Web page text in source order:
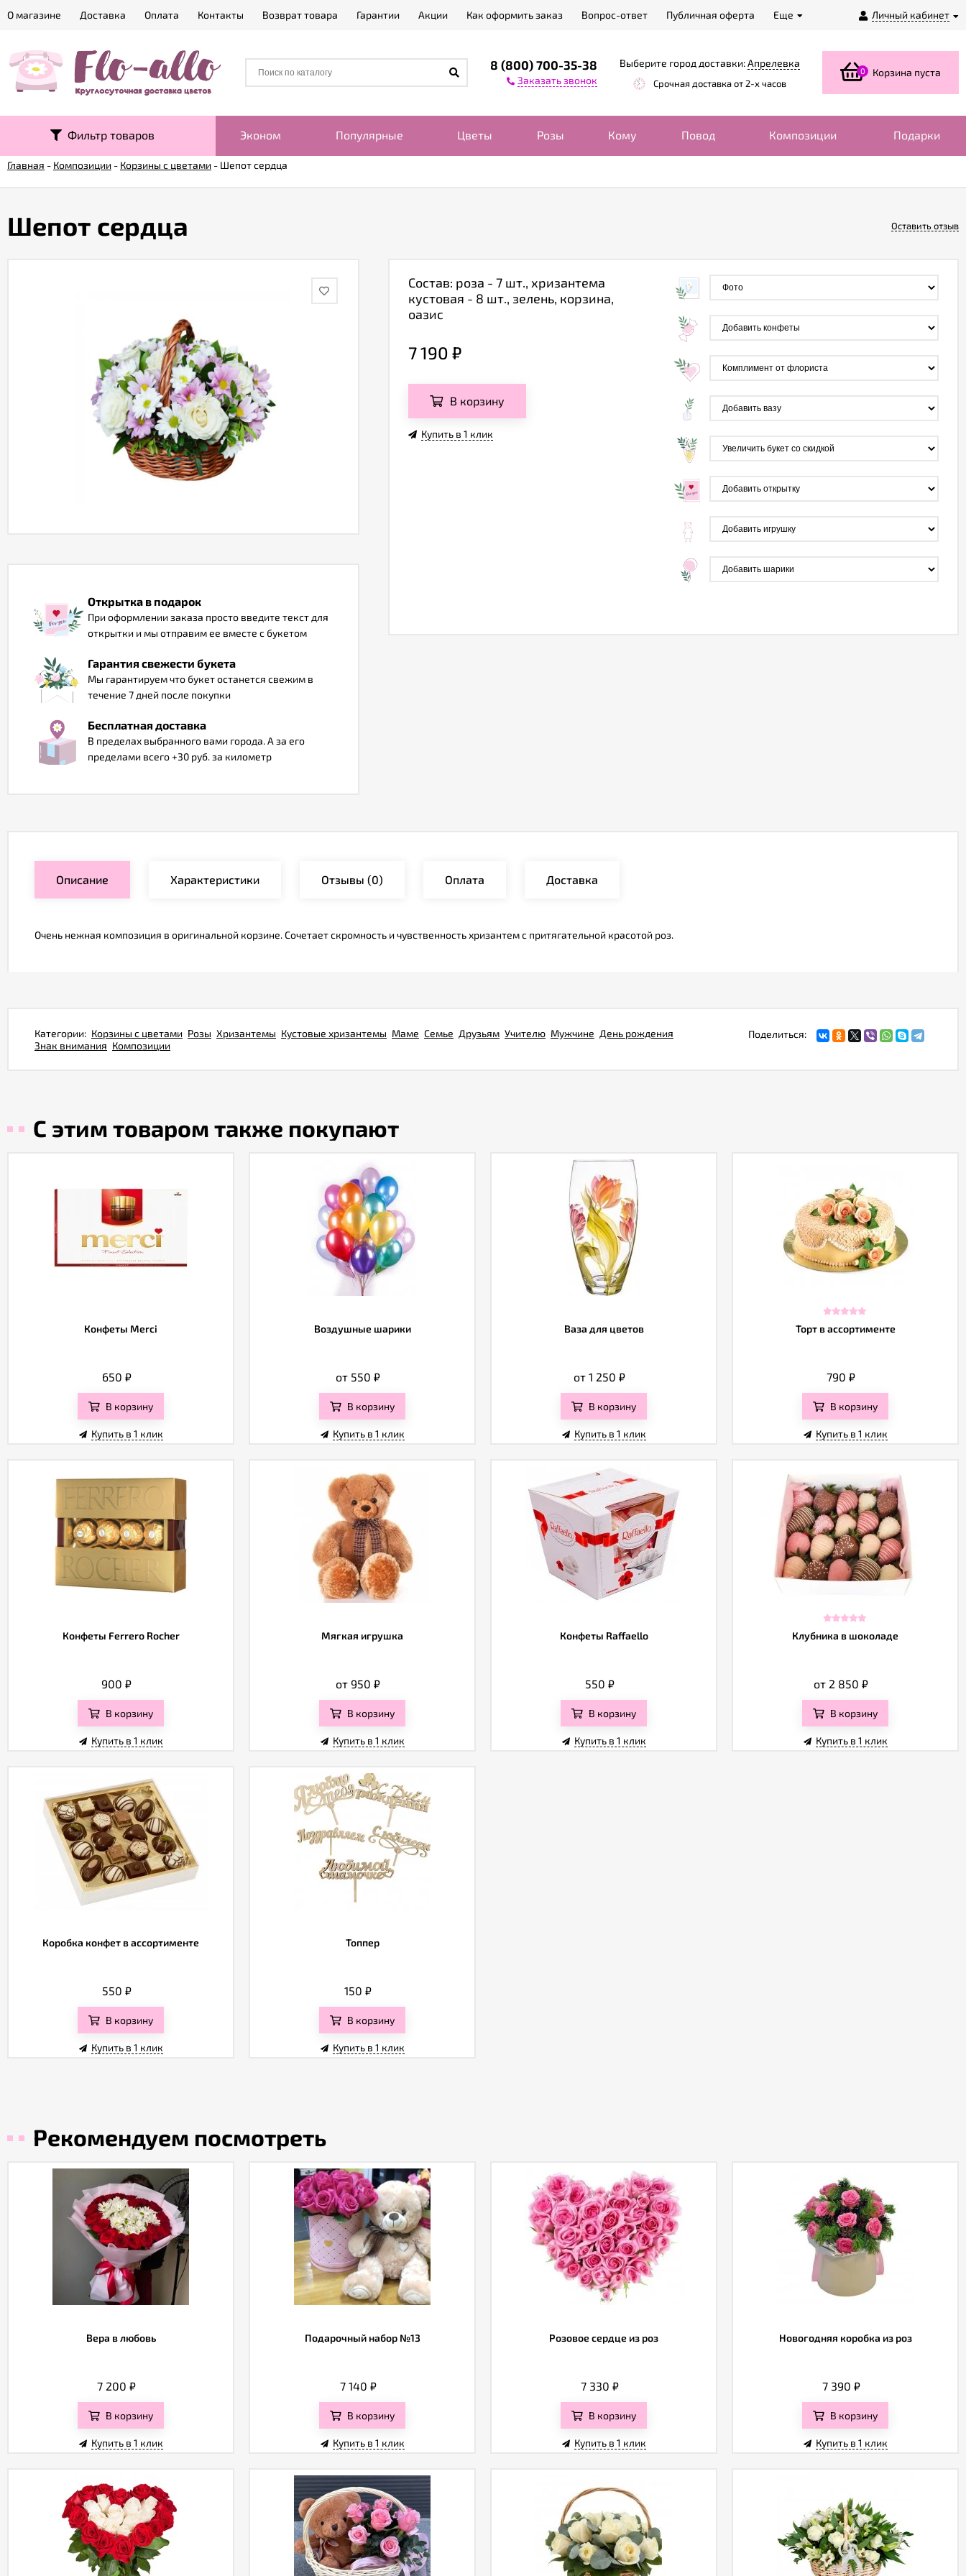
Личный кабинет
О магазине Доставка Оплата Контакты Возврат товара Гарантии Акции Как оформить заказ Вопрос-ответ Публичная оферта Еще
8 (800) 700-35-38
Заказать звонок
Выберите город доставки:Апрелевка
Срочная доставка от 2-х часов
0 Корзина пуста
Фильтр товаров Эконом Популярные Цветы Розы Кому Повод Композиции Подарки
Главная - Композиции - Корзины с цветами - Шепот сердца
Шепот сердца Оставить отзыв
Открытка в подарок
При оформлении заказа просто введите текст для
открытки и мы отправим ее вместе с букетом
Гарантия свежести букета
Мы гарантируем что букет останется свежим в
течение 7 дней после покупки
Бесплатная доставка
В пределах выбранного вами города. А за его
пределами всего +30 руб. за километр
Состав: роза - 7 шт., хризантема
кустовая - 8 шт., зелень, корзина,
оазис
7 190 ₽
В корзину
Купить в 1 клик
Описание Характеристики Отзывы (0) Оплата Доставка
Очень нежная композиция в оригинальной корзине. Сочетает скромность и чувственность хризантем с притягательной красотой роз.
Поделиться:
Категории: Корзины с цветами Розы Хризантемы Кустовые хризантемы Маме Семье Друзьям Учителю Мужчине День рождения
Знак внимания Композиции
С этим товаром также покупают
Конфеты Merci
650 ₽
В корзину
Купить в 1 клик
Воздушные шарики
от 550 ₽
В корзину
Купить в 1 клик
Ваза для цветов
от 1 250 ₽
В корзину
Купить в 1 клик
Торт в ассортименте
790 ₽
В корзину
Купить в 1 клик
Конфеты Ferrero Rocher
900 ₽
В корзину
Купить в 1 клик
Мягкая игрушка
от 950 ₽
В корзину
Купить в 1 клик
Конфеты Raffaello
550 ₽
В корзину
Купить в 1 клик
Клубника в шоколаде
от 2 850 ₽
В корзину
Купить в 1 клик
Коробка конфет в ассортименте
550 ₽
В корзину
Купить в 1 клик
Топпер
150 ₽
В корзину
Купить в 1 клик
Рекомендуем посмотреть
Вера в любовь
7 200 ₽
В корзину
Купить в 1 клик
Подарочный набор №13
7 140 ₽
В корзину
Купить в 1 клик
Розовое сердце из роз
7 330 ₽
В корзину
Купить в 1 клик
Новогодняя коробка из роз
7 390 ₽
В корзину
Купить в 1 клик